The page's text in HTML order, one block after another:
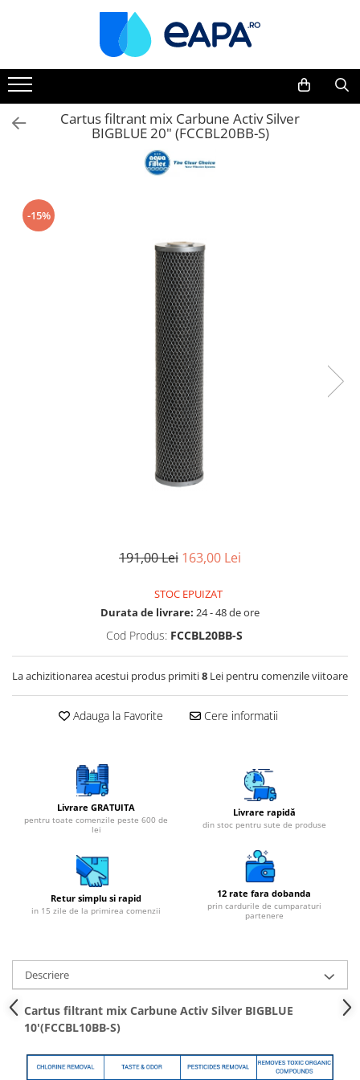
Toate Produsele
Dedurizare
Dedurizator tip Cabinet
Dedurizator Simplex
Filtre 5"
Filtre 10"
Cartuse In-Line
Cartuse diverse
Cartuse atipice
Sisteme de filtrare
Microfiltrare
Ultrafiltrare
Osmoza inversa
Sisteme fara pompa de presiune
Sisteme cu flux direct
Sisteme profesionale
Statii automate
ECOMIX
Deferizare cu Pyrolox
Cartus filtrant mix Carbune Activ Silver
BIGBLUE 20" (FCCBL20BB-S)
-15%
191,00 Lei 163,00 Lei
STOC EPUIZAT
Durata de livrare: 24 - 48 de ore
Cod Produs: FCCBL20BB-S
La achizitionarea acestui produs primiti8 Lei pentru comenzile viitoare
Adauga la Favorite Cere informatii
Livrare GRATUITA
pentru toate comenzile peste 600 de
lei
Livrare rapidă
din stoc pentru sute de produse
Retur simplu si rapid
in 15 zile de la primirea comenzii
12 rate fara dobanda
prin cardurile de cumparaturi
partenere
Descriere
Cartus filtrant mix Carbune Activ Silver BIGBLUE
10'(FCCBL10BB-S)